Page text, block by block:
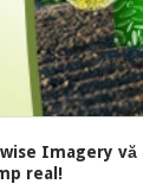
Imagery
real!